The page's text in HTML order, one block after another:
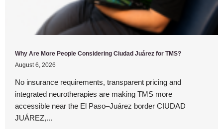
Why Are More People Considering Ciudad Juárez for TMS?
August 6, 2026
No insurance requirements, transparent pricing and
integrated neurotherapies are making TMS more
accessible near the El Paso–Juárez border CIUDAD
JUÁREZ,...